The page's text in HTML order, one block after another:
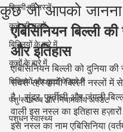
बिल्ली की नस्लें
कुत्ते की नस्लें
बिल्लियों के बारे में
कुत्तों के बारे में
बिल्लियों और कुत्तों के बारे में
पशु स्वास्थ्य और नियामकीय अपडेट
पशुधन स्वास्थ्य
कुछ जो आपको जानना
एबिसिनियन बिल्ली की
और इतिहास
एबिसिनियन बिल्ली को दुनिया
सबसे रहस्यमयी बिल्ली नस्लों में से
है। सुंदर, फुर्तीली और जंगली
वाली इस नस्ल का इतिहास
इस नस्ल का नाम एबिसिनिया